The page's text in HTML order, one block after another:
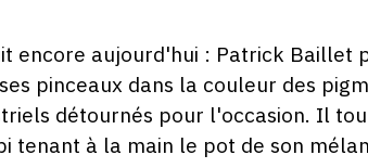
encore aujourd'hui : Patrick Baillet
pinceaux dans la couleur des
détournés pour l'occasion. Il
tenant à la main le pot de son